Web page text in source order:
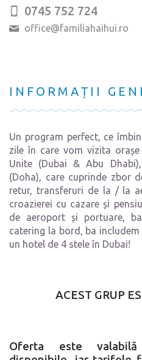
0745 752 724
office@familiahaihui.ro
INFORMAȚII
Un program perfect, ce
zile în care vom vizita
Unite (Dubai & Abu
(Doha), care cuprinde zbor
retur, transferuri de la / la
croazierei cu cazare și
de aeroport și portuare,
catering la bord, ba
un hotel de 4 stele în Dubai!
ACEST GRUP
Oferta este